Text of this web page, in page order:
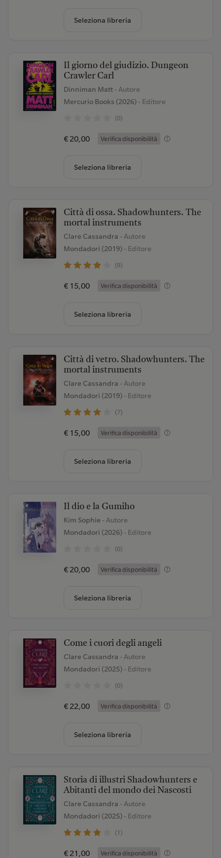
Seleziona libreria
Il giorno del giudizio. Dungeon
Crawler Carl
Dinniman Matt - Autore
Mercurio Books (2026)- Editore
(0)
€ 20,00 Verifica disponibilità
Seleziona libreria
Città di ossa. Shadowhunters. The
mortal instruments
Clare Cassandra - Autore
Mondadori (2019)- Editore
(9)
€ 15,00 Verifica disponibilità
Seleziona libreria
Città di vetro. Shadowhunters. The
mortal instruments
Clare Cassandra - Autore
Mondadori (2019)- Editore
(7)
€ 15,00 Verifica disponibilità
Seleziona libreria
Il dio e la Gumiho
Kim Sophie - Autore
Mondadori (2026)- Editore
(0)
€ 20,00 Verifica disponibilità
Seleziona libreria
Come i cuori degli angeli
Clare Cassandra - Autore
Mondadori (2025)- Editore
(0)
€ 22,00 Verifica disponibilità
Seleziona libreria
Storia di illustri Shadowhunters e
Abitanti del mondo dei Nascosti
Clare Cassandra - Autore
Mondadori (2025)- Editore
(1)
€ 21,00 Verifica disponibilità